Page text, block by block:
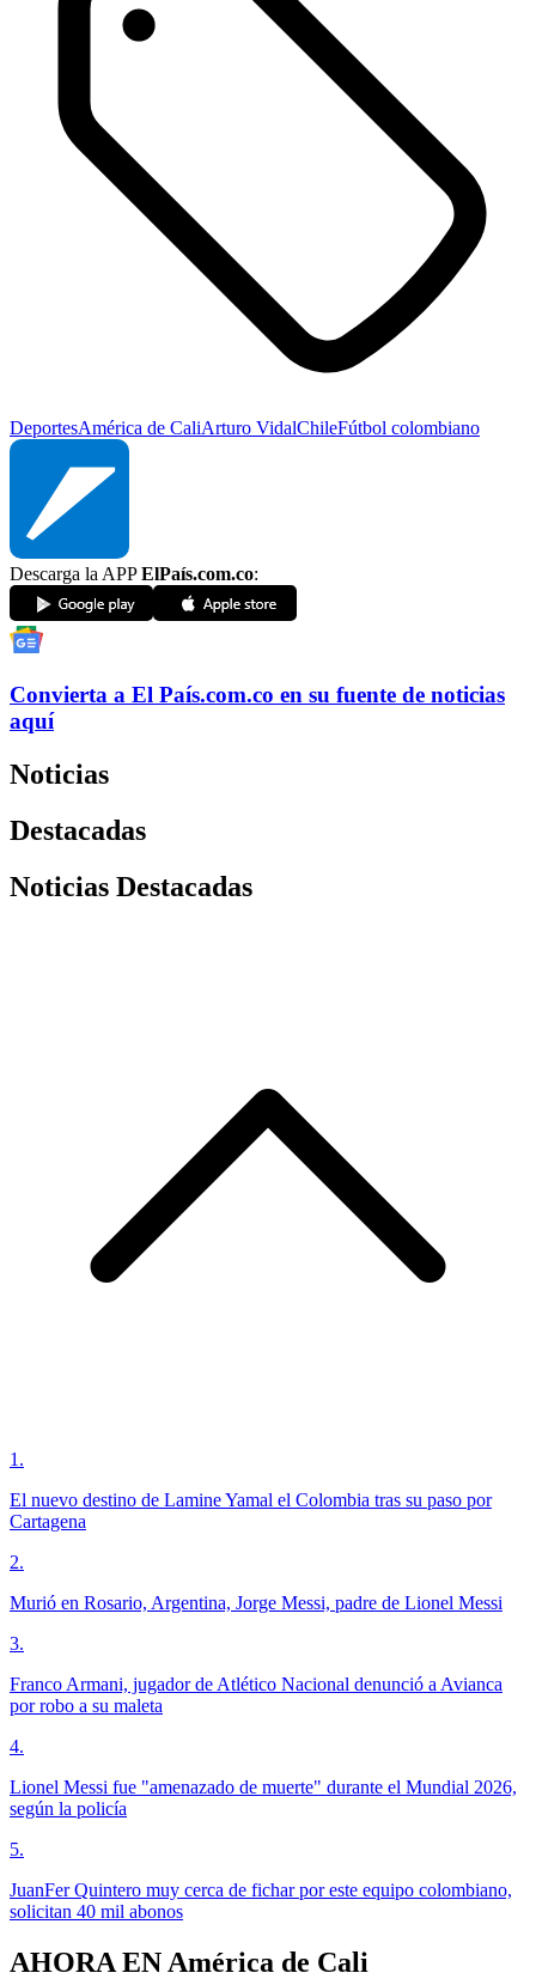
DeportesAmérica de CaliArturo VidalChileFútbol colombiano
Descarga la APPElPaís.com.co:
Convierta a El País.com.co en su fuente de noticias
aquí
Noticias
Destacadas
Noticias Destacadas
1 .
El nuevo destino de Lamine Yamal el Colombia tras su paso por
Cartagena
2.
Murió en Rosario, Argentina, Jorge Messi, padre de Lionel Messi
3.
Franco Armani, jugador de Atlético Nacional denunció a Avianca
por robo a su maleta
4.
Lionel Messi fue "amenazado de muerte" durante el Mundial 2026,
según la policía
5.
JuanFer Quintero muy cerca de fichar por este equipo colombiano,
solicitan 40 mil abonos
AHORA EN América de Cali